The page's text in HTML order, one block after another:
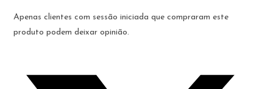
Apenas clientes com sessão iniciada que compraram este
produto podem deixar opinião.